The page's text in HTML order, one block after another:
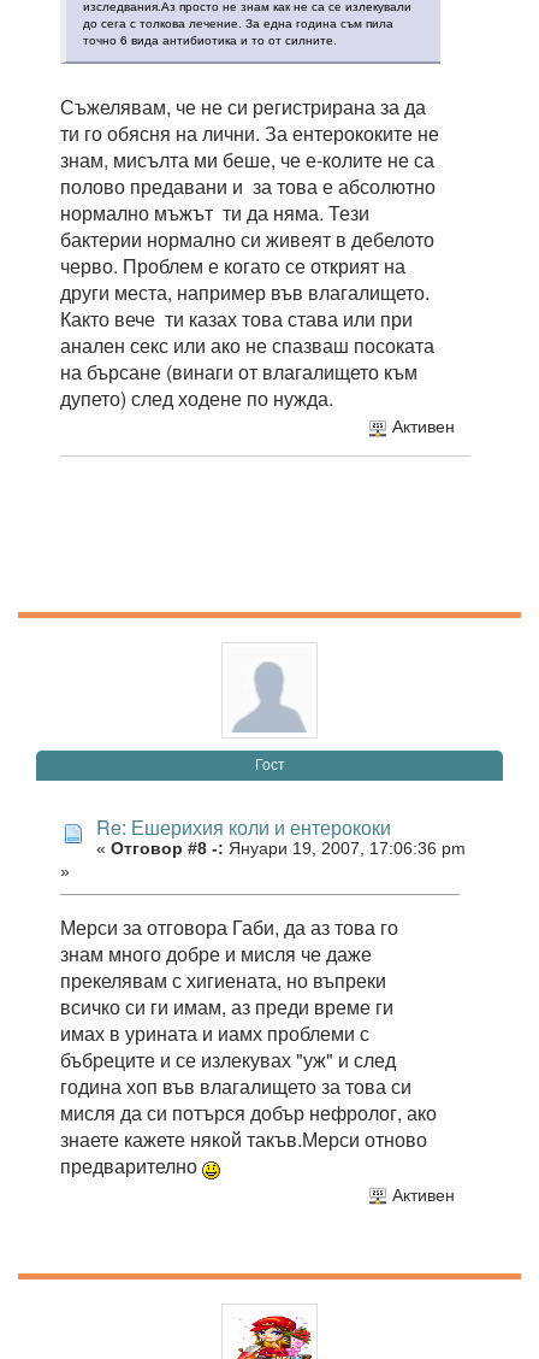
изследвания.Аз просто не знам как не са се излекували
до сега с толкова лечение. За една година съм пила
точно 6 вида антибиотика и то от силните.
Съжелявам, че не си регистрирана за да
ти го обясня на лични. За ентерококите не
знам, мисълта ми беше, че е-колите не са
полово предавани и за това е абсолютно
нормално мъжът ти да няма. Тези
бактерии нормално си живеят в дебелото
черво. Проблем е когато се открият на
други места, например във влагалището.
Както вече ти казах това става или при
анален секс или ако не спазваш посоката
на бърсане (винаги от влагалището към
дупето) след ходене по нужда.
Активен
Гост
Re: Ешерихия коли и ентерококи
« Отговор #8 -: Януари 19, 2007, 17:06:36 pm
»
Мерси за отговора Габи, да аз това го
знам много добре и мисля че даже
прекелявам с хигиената, но въпреки
всичко си ги имам, аз преди време ги
имах в урината и иамх проблеми с
бъбреците и се излекувах "уж" и след
година хоп във влагалището за това си
мисля да си потърся добър нефролог, ако
знаете кажете някой такъв.Мерси отново
предварително
Активен